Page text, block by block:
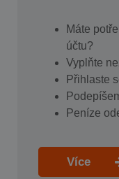
Máte
účtu?
Vyplňte
Přihlaste
Peníze
Více